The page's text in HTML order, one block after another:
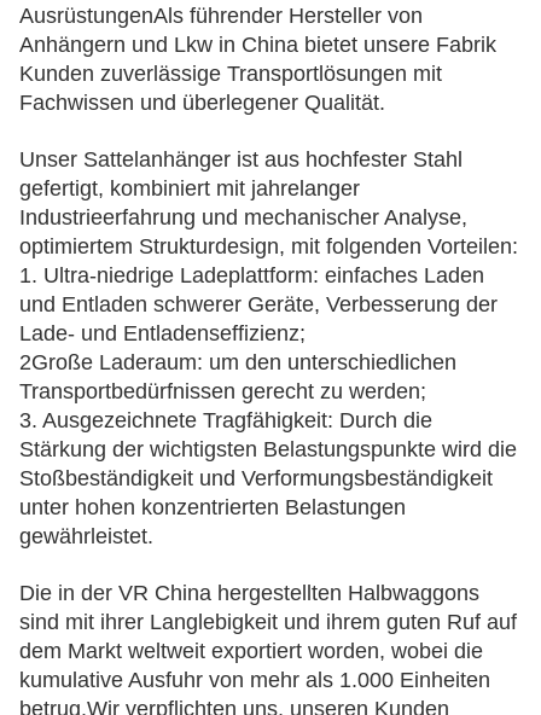
AusrüstungenAls führender Hersteller von
Anhängern und Lkw in China bietet unsere Fabrik
Kunden zuverlässige Transportlösungen mit
Fachwissen und überlegener Qualität.
Unser Sattelanhänger ist aus hochfester Stahl
gefertigt, kombiniert mit jahrelanger
Industrieerfahrung und mechanischer Analyse,
optimiertem Strukturdesign, mit folgenden Vorteilen:
1. Ultra-niedrige Ladeplattform: einfaches Laden
und Entladen schwerer Geräte, Verbesserung der
Lade- und Entladenseffizienz;
2Große Laderaum: um den unterschiedlichen
Transportbedürfnissen gerecht zu werden;
3. Ausgezeichnete Tragfähigkeit: Durch die
Stärkung der wichtigsten Belastungspunkte wird die
Stoßbeständigkeit und Verformungsbeständigkeit
unter hohen konzentrierten Belastungen
gewährleistet.
Die in der VR China hergestellten Halbwaggons
sind mit ihrer Langlebigkeit und ihrem guten Ruf auf
dem Markt weltweit exportiert worden, wobei die
kumulative Ausfuhr von mehr als 1.000 Einheiten
betrug.Wir verpflichten uns, unseren Kunden